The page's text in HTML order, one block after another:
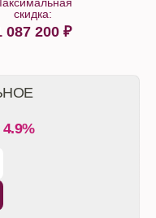
скидка:
087 200₽
4.9%